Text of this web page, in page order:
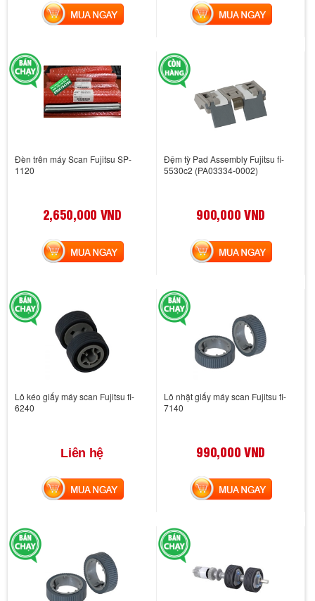
MUA NGAY MUA NGAY
Đèn trên máy Scan Fujitsu SP-
1120
2,650,000 VND
MUA NGAY
Đệm tỳ Pad Assembly Fujitsu fi-
5530c2 (PA03334-0002)
900,000 VND
MUA NGAY
Lô kéo giấy máy scan Fujitsu fi-
6240
Liên hệ
MUA NGAY
Lô nhặt giấy máy scan Fujitsu fi-
7140
990,000 VND
MUA NGAY